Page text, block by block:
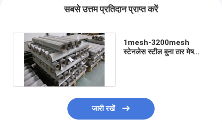
सबसे उत्तम प्रतिदान प्राप्त करें
1mesh-3200mesh
स्टेनलेस स्टील बुना तार मेष
जारी रखें